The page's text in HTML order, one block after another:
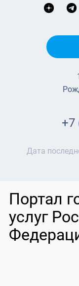
+7
Дата
Портал
услуг